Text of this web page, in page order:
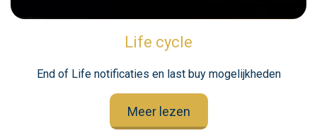
Life cycle
End of Life notificaties en last buy mogelijkheden
Meer lezen